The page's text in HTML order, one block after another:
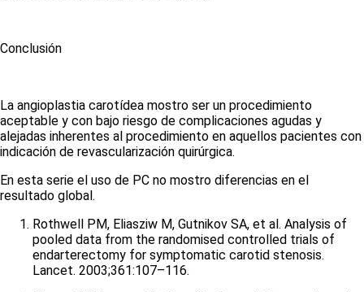
Conclusión
La angioplastia carotídea mostro ser un procedimiento
aceptable y con bajo riesgo de complicaciones agudas y
alejadas inherentes al procedimiento en aquellos pacientes con
indicación de revascularización quirúrgica.
En esta serie el uso de PC no mostro diferencias en el
resultado global.
Rothwell PM, Eliasziw M, Gutnikov SA, et al. Analysis of
pooled data from the randomised controlled trials of
endarterectomy for symptomatic carotid stenosis.
Lancet. 2003;361:107–116.